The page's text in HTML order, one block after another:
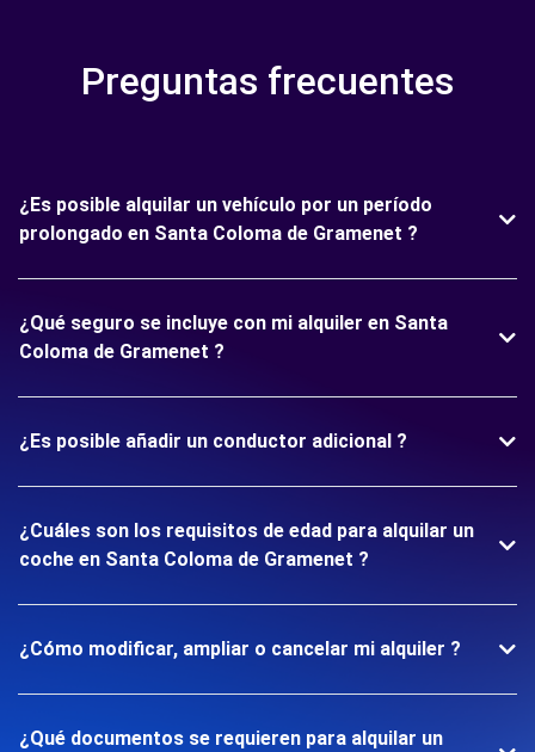
Preguntas frecuentes
¿Es posible alquilar un vehículo por un período
prolongado en Santa Coloma de Gramenet ?
¿Qué seguro se incluye con mi alquiler en Santa
Coloma de Gramenet ?
¿Es posible añadir un conductor adicional ?
¿Cuáles son los requisitos de edad para alquilar un
coche en Santa Coloma de Gramenet ?
¿Cómo modificar, ampliar o cancelar mi alquiler ?
¿Qué documentos se requieren para alquilar un